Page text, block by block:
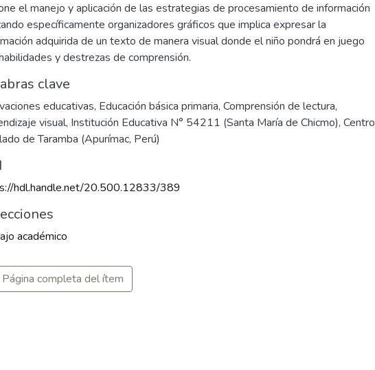
el manejo y aplicación de las estrategias de procesamiento de información
específicamente organizadores gráficos que implica expresar la
adquirida de un texto de manera visual donde el niño pondrá en juego
y destrezas de comprensión.
clave
educativas, Educación básica primaria, Comprensión de lectura,
visual, Institución Educativa N° 54211 (Santa María de Chicmo), Centro
de Taramba (Apurímac, Perú)
hdl.handle.net/20.500.12833/389
académico
Página completa del ítem